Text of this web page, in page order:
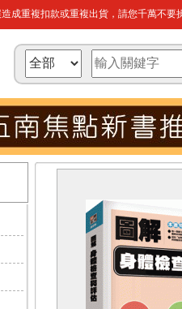
成重複扣款或重複出貨，請您千萬不要